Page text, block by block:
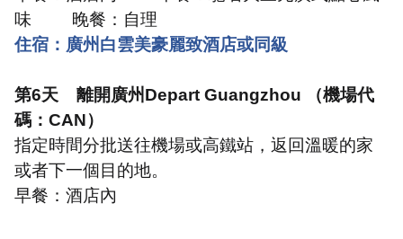
味
晚餐：自理
住宿：廣州白雲美豪麗致酒店或同級
第6天 離開廣州Depart Guangzhou
（機場代
碼： CAN）
指定時間分批送往機場或高鐵站，返回溫暖的家
或者下一個目的地。
早餐：酒店內